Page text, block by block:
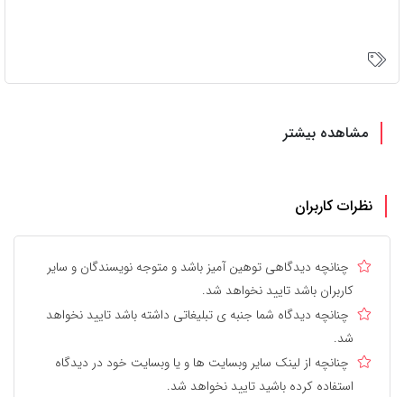
مشاهده بیشتر
نظرات کاربران
چنانچه دیدگاهی توهین آمیز باشد و متوجه نویسندگان و سایر
کاربران باشد تایید نخواهد شد.
چنانچه دیدگاه شما جنبه ی تبلیغاتی داشته باشد تایید نخواهد
شد.
چنانچه از لینک سایر وبسایت ها و یا وبسایت خود در دیدگاه
استفاده کرده باشید تایید نخواهد شد.